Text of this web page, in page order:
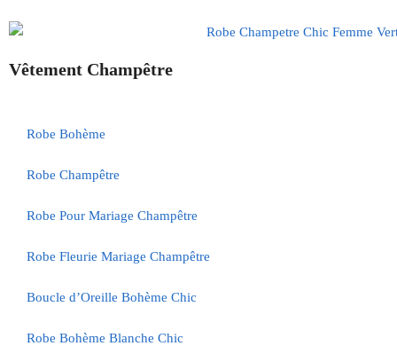
Vêtement Champêtre
Robe Bohème
Robe Champêtre
Robe Pour Mariage Champêtre
Robe Fleurie Mariage Champêtre
Boucle d’Oreille Bohème Chic
Robe Bohème Blanche Chic